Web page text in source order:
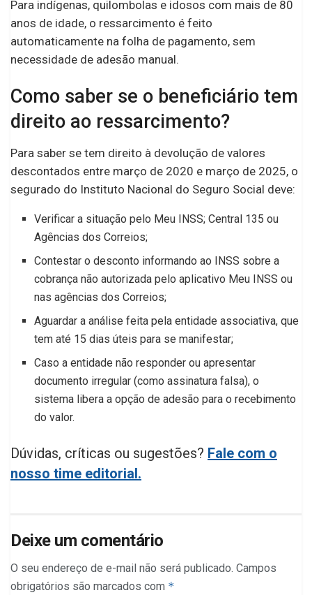
Para indígenas, quilombolas e idosos com mais de 80
anos de idade, o ressarcimento é feito
automaticamente na folha de pagamento, sem
necessidade de adesão manual.
Como saber se o beneficiário tem
direito ao ressarcimento?
Para saber se tem direito à devolução de valores
descontados entre março de 2020 e março de 2025, o
segurado do Instituto Nacional do Seguro Social deve:
Verificar a situação pelo Meu INSS; Central 135 ou
Agências dos Correios;
Contestar o desconto informando ao INSS sobre a
cobrança não autorizada pelo aplicativo Meu INSS ou
nas agências dos Correios;
Aguardar a análise feita pela entidade associativa, que
tem até 15 dias úteis para se manifestar;
Caso a entidade não responder ou apresentar
documento irregular (como assinatura falsa), o
sistema libera a opção de adesão para o recebimento
do valor.
Dúvidas, críticas ou sugestões? Fale com o
nosso time editorial.
Deixe um comentário
O seu endereço de e-mail não será publicado. Campos
obrigatórios são marcados com *